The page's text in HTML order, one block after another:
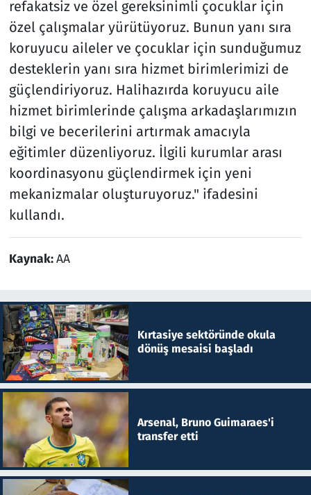
refakatsiz ve özel gereksinimli çocuklar için
özel çalışmalar yürütüyoruz. Bunun yanı sıra
koruyucu aileler ve çocuklar için sunduğumuz
desteklerin yanı sıra hizmet birimlerimizi de
güçlendiriyoruz. Halihazırda koruyucu aile
hizmet birimlerinde çalışma arkadaşlarımızın
bilgi ve becerilerini artırmak amacıyla
eğitimler düzenliyoruz. İlgili kurumlar arası
koordinasyonu güçlendirmek için yeni
mekanizmalar oluşturuyoruz." ifadesini
kullandı.
Kaynak:AA
Kırtasiye sektöründe okula
dönüş mesaisi başladı
Arsenal, Bruno Guimaraes'i
transfer etti